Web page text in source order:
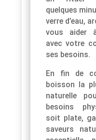
quelques
verre d’eau,
vous aider
avec votre
ses besoins.
En fin de
boisson la
naturelle
besoins
soit plate,
saveurs